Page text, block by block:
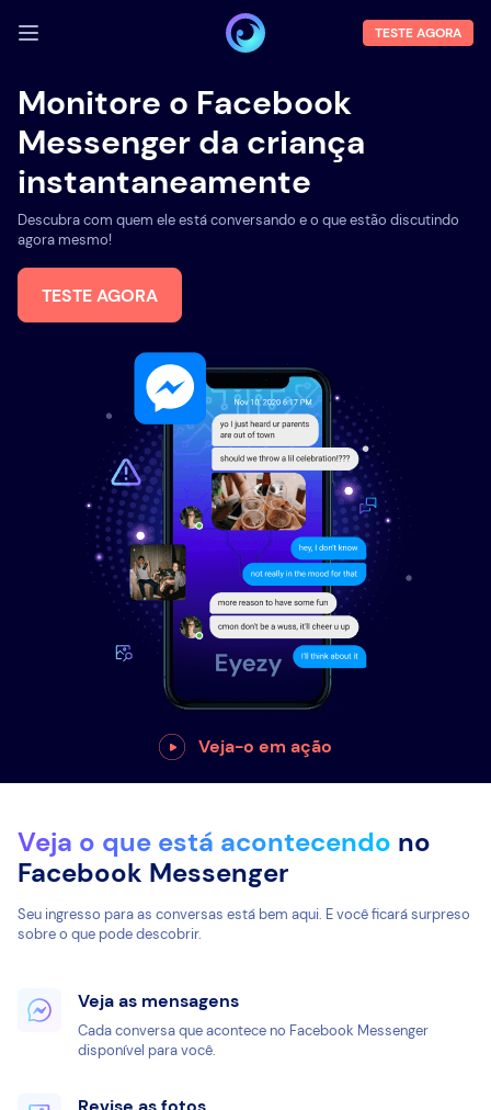
FAZER LOGIN
Demo
Funções
Sobre Nós
Blog
TESTE AGORA
Monitore o Facebook
Messenger da criança
instantaneamente
Descubra com quem ele está conversando e o que estão discutindo
agora mesmo!
TESTE AGORA
Veja-o em ação
Veja o que está acontecendo no
Facebook Messenger
Seu ingresso para as conversas está bem aqui. E você ficará surpreso
sobre o que pode descobrir.
Veja as mensagens
Cada conversa que acontece no Facebook Messenger
disponível para você.